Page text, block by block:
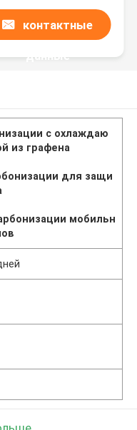
контактные
данные
с охлаждаю
из графена
для защи
мобильн